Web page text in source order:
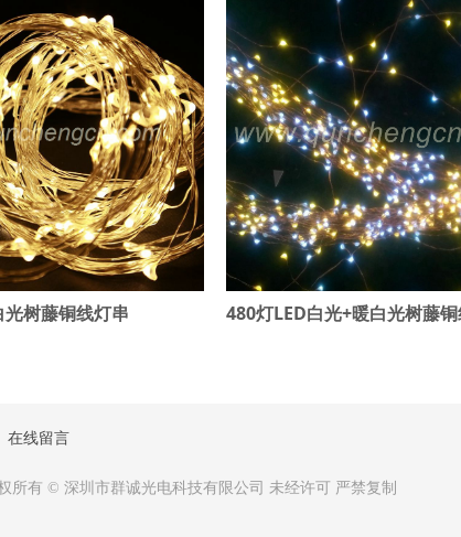
树藤铜线灯串 480灯LED白光+暖白光树藤
在线留言
所有 © 深圳市群诚光电科技有限公司 未经许可 严禁复制